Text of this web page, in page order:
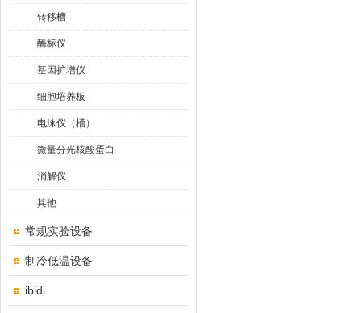
转移槽
酶标仪
基因扩增仪
细胞培养板
电泳仪（槽）
微量分光核酸蛋白
消解仪
其他
常规实验设备
制冷低温设备
ibidi